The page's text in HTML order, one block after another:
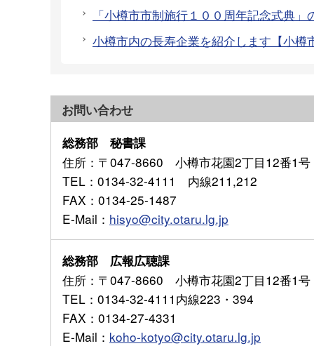
「小樽市市制施行１００周年記念式典
小樽市内の長寿企業を紹介します【小樽
お問い合わせ
総務部 秘書課
住所 ：〒047-8660 小樽市花園2丁目12番1号
TEL ：0134-32-4111 内線211,212
FAX ：0134-25-1487
E-Mail ： hisyo@city.otaru.lg.jp
総務部 広報広聴課
住所 ：〒047-8660 小樽市花園2丁目12番1号
TEL ：0134-32-4111内線223・394
FAX ：0134-27-4331
E-Mail ： koho-kotyo@city.otaru.lg.jp